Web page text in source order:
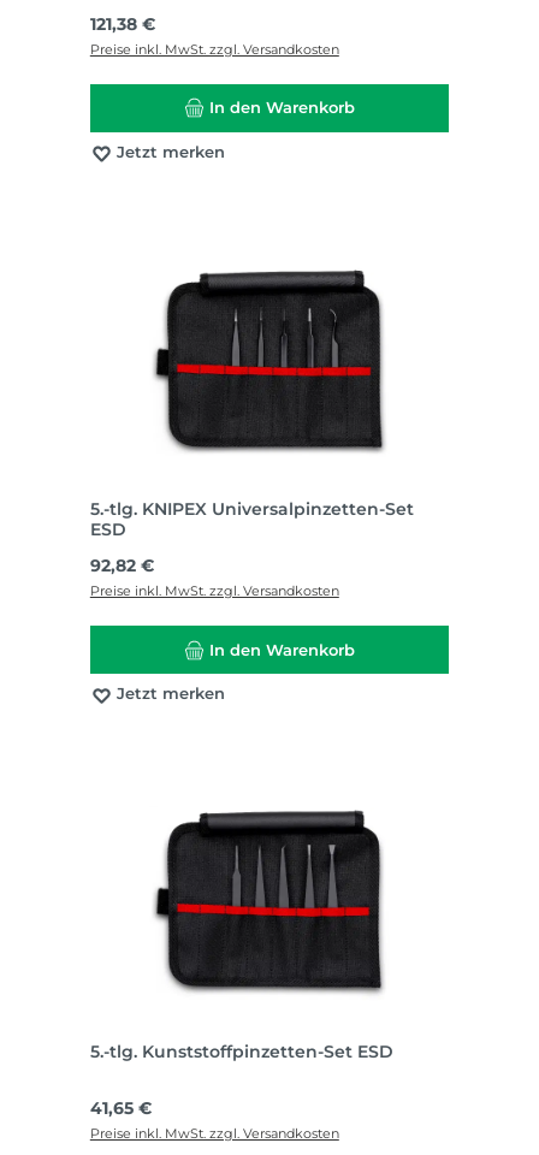
Regulärer Preis:
121,38 €
Preise inkl. MwSt. zzgl. Versandkosten
In den Warenkorb
Jetzt merken
5.-tlg. KNIPEX Universalpinzetten-Set
ESD
Regulärer Preis:
92,82 €
Preise inkl. MwSt. zzgl. Versandkosten
In den Warenkorb
Jetzt merken
5.-tlg. Kunststoffpinzetten-Set ESD
Regulärer Preis:
41,65 €
Preise inkl. MwSt. zzgl. Versandkosten